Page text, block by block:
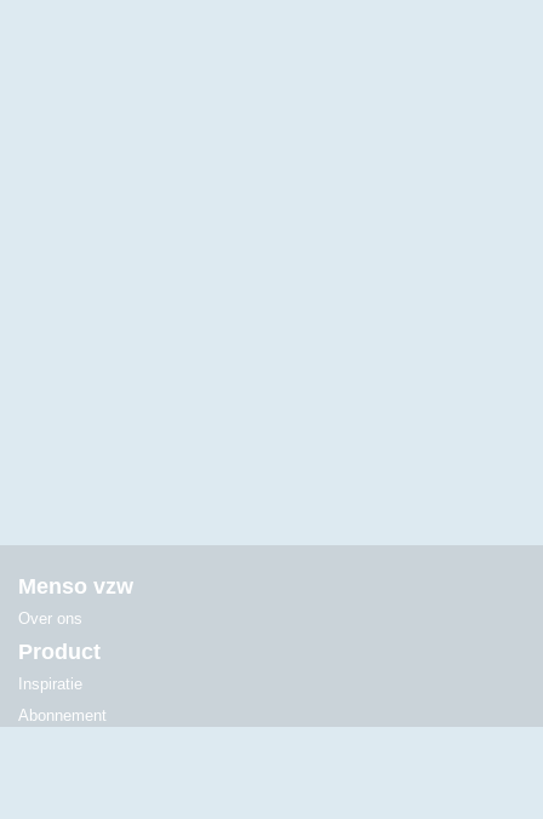
Menso vzw
Over ons
Product
Inspiratie
Abonnement